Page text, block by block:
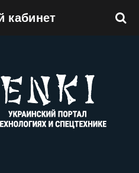
кабинет